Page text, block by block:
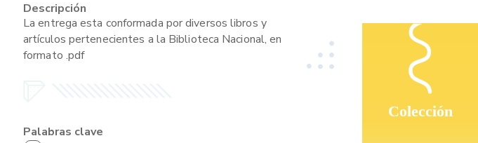
Colección
Descripción
La entrega esta conformada por diversos libros y
artículos pertenecientes a la Biblioteca Nacional, en
formato .pdf
Palabras clave